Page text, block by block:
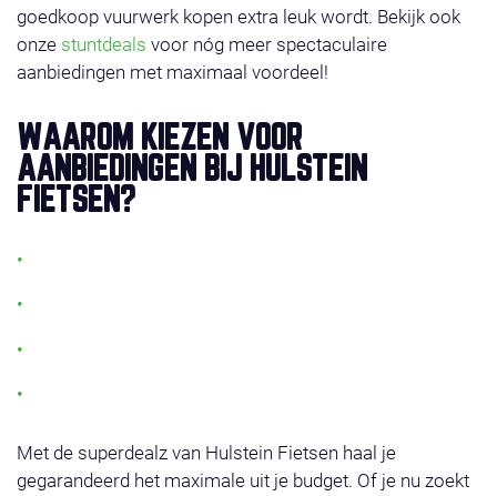
goedkoop vuurwerk kopen extra leuk wordt. Bekijk ook
onze stuntdeals voor nóg meer spectaculaire
aanbiedingen met maximaal voordeel!
WAAROM KIEZEN VOOR
AANBIEDINGEN BIJ HULSTEIN
FIETSEN?
Met de superdealz van Hulstein Fietsen haal je
gegarandeerd het maximale uit je budget. Of je nu zoekt